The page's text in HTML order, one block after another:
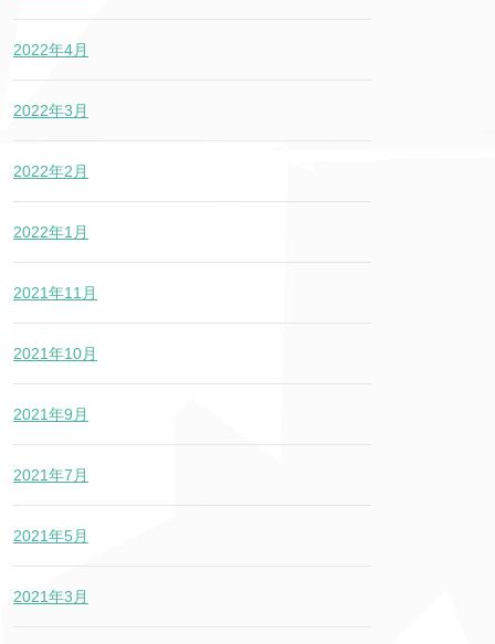
2022年4月
2022年3月
2022年2月
2022年1月
2021年11月
2021年10月
2021年9月
2021年7月
2021年5月
2021年3月